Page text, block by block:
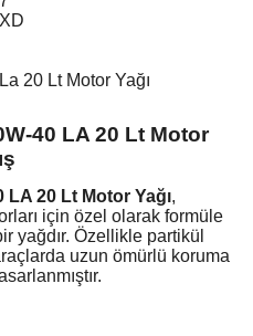
20 Lt Motor Yağı
40 LA 20 Lt Motor
LA 20 Lt Motor Yağı,
için özel olarak formüle
yağdır. Özellikle partikül
uzun ömürlü koruma